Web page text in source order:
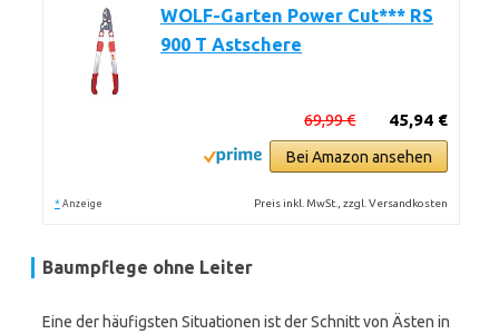
WOLF-Garten Power Cut*** RS
900 T Astschere
45,94 €
69,99 €
Bei Amazon ansehen
* Anzeige Preis inkl. MwSt., zzgl. Versandkosten
Baumpflege ohne Leiter
Eine der häufigsten Situationen ist der Schnitt von Ästen in